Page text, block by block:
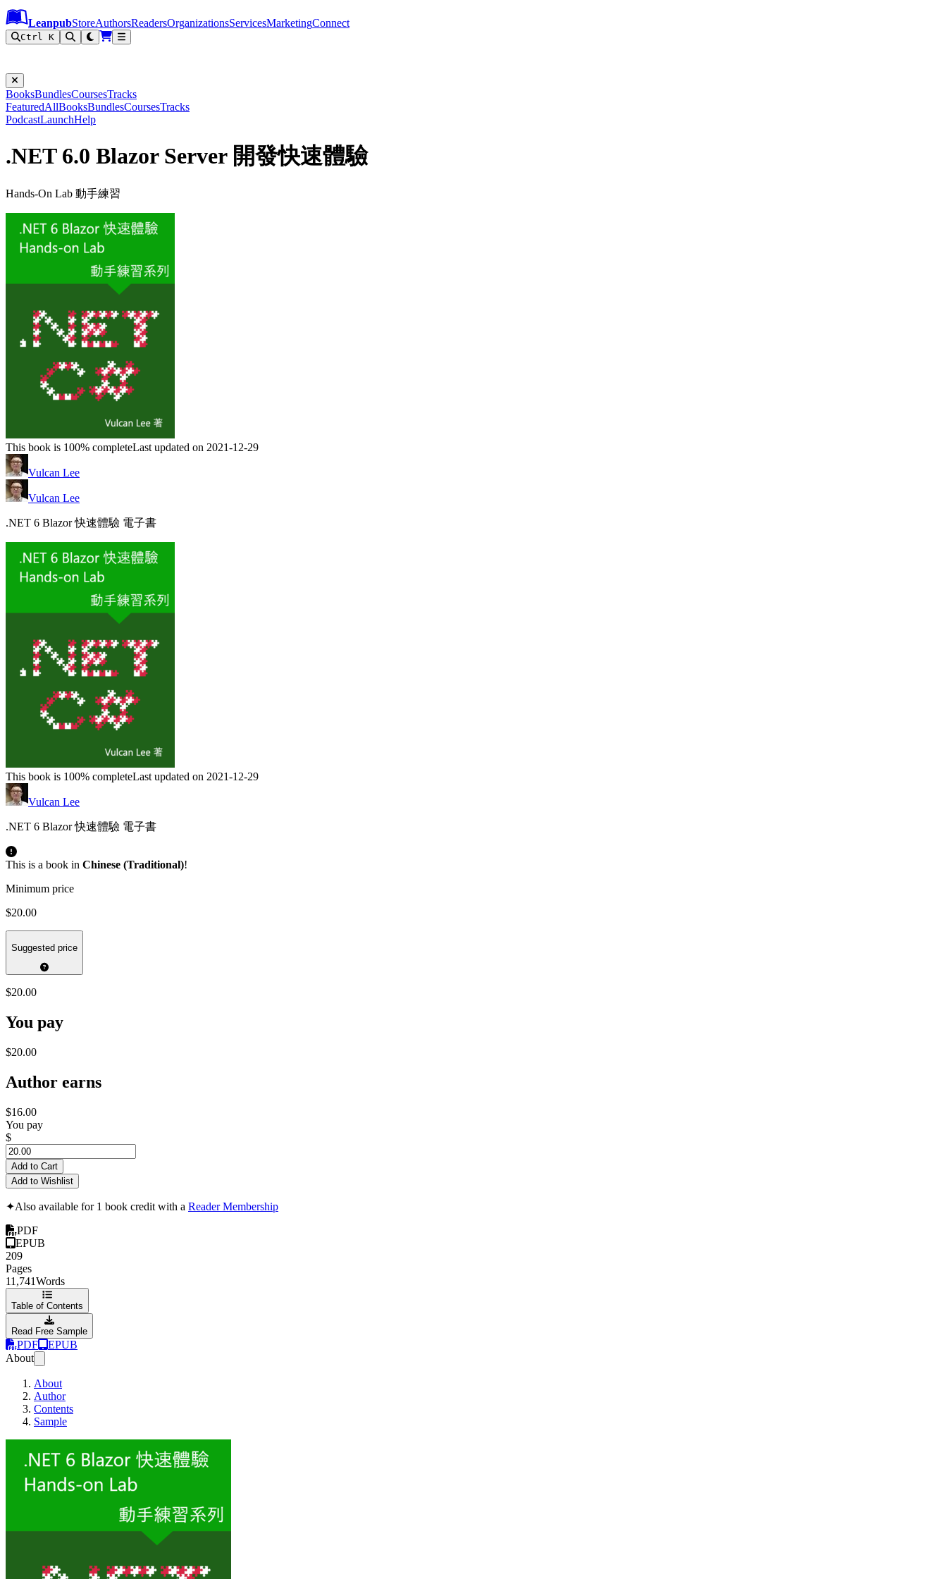
Leanpub Header
Leanpub Navigation
Skip to main content
Go to Leanpub.com
LeanpubStoreAuthorsReadersOrganizationsServicesMarketingConnect
Ctrl K
BooksBundlesCoursesTracks
FeaturedAllBooksBundlesCoursesTracks
PodcastLaunchHelp
.NET 6.0 Blazor Server 開發快速體驗
Hands-On Lab 動手練習
This book is 100% completeLast updated on 2021-12-29
Vulcan Lee
Vulcan Lee
.NET 6 Blazor 快速體驗 電子書
This book is 100% completeLast updated on 2021-12-29
Vulcan Lee
.NET 6 Blazor 快速體驗 電子書
This is a book in Chinese (Traditional)!
Minimum price
$20.00
Suggested price
$20.00
You pay
$20.00
Author earns
$16.00
You pay
$
Add to Cart
Add to Wishlist
✦Also available for 1 book credit with a Reader Membership
PDF
EPUB
209
Pages
11,741Words
Table of Contents
Read Free Sample
PDF
EPUB
About
About
Author
Contents
Sample